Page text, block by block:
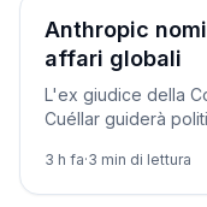
Aziende
Anthropic
affari globali
L'ex giudice della
Cuéllar guiderà
3 h fa·3 min di lettura